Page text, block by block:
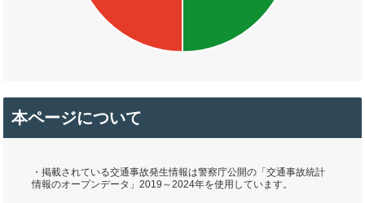
本ページについて
・掲載されている交通事故発生情報は警察庁公開の「交通事故統計
情報のオープンデータ」2019～2024年を使用しています。